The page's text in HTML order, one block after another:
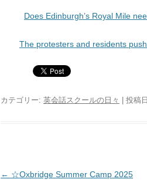
Does Edinburgh’s Royal Mile
The protesters and residents
カテゴリー: 英会話スクールの日々 | 投稿
投稿ナビゲーション
← ☆Oxbridge Summer Camp 2025